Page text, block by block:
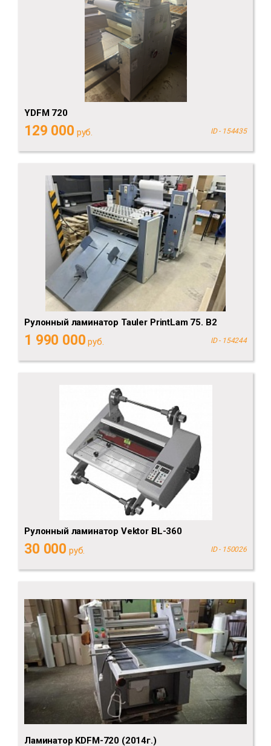
YDFM 720
129 000 руб. ID - 154435
Рулонный ламинатор Tauler PrintLam 75. B2
1 990 000 руб. ID - 154244
Рулонный ламинатор Vektor BL-360
30 000 руб. ID - 150026
Ламинатор KDFM-720 (2014г.)